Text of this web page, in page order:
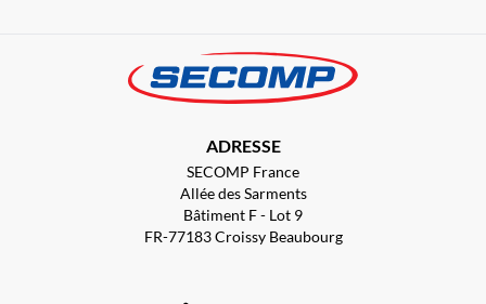
ADRESSE
SECOMP France
Allée des Sarments
Bâtiment F - Lot 9
FR-77183 Croissy Beaubourg